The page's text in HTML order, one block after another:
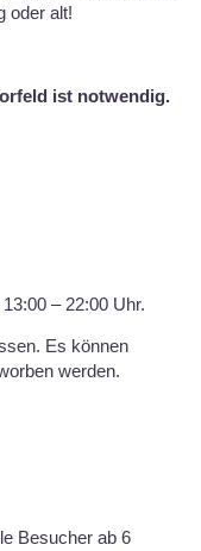
oder alt!
ist notwendig.
– 22:00 Uhr.
Es können
werden.
Besucher ab 6